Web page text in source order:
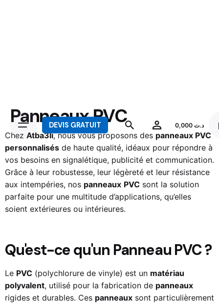
DEVIS GRATUIT د.ت0,000
Panneaux PVC
Chez Atba3li, nous vous proposons des panneaux PVC
personnalisés de haute qualité, idéaux pour répondre à
vos besoins en signalétique, publicité et communication.
Grâce à leur robustesse, leur légèreté et leur résistance
aux intempéries, nos panneaux PVC sont la solution
parfaite pour une multitude d’applications, qu’elles
soient extérieures ou intérieures.
Qu'est-ce qu'un Panneau PVC ?
Le PVC (polychlorure de vinyle) est un matériau
polyvalent, utilisé pour la fabrication de panneaux
rigides et durables. Ces panneaux sont particulièrement